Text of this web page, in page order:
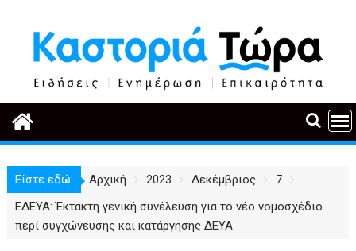
περιεχόμενο
Είστε εδώ: Αρχική 2023 Δεκέμβριος
7
ΕΔΕΥΑ: Έκτακτη γενική συνέλευση για το νέο νομοσχέδιο
περί συγχώνευσης και κατάργησης ΔΕΥΑ